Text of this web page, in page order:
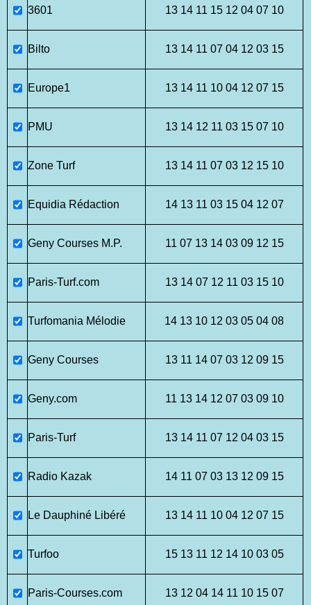
3601 13 14 11 15 12 04 07 10
Bilto 13 14 11 07 04 12 03 15
Europe1 13 14 11 10 04 12 07 15
PMU 13 14 12 11 03 15 07 10
Zone Turf 13 14 11 07 03 12 15 10
Equidia Rédaction 14 13 11 03 15 04 12 07
Geny Courses M.P. 11 07 13 14 03 09 12 15
Paris-Turf.com 13 14 07 12 11 03 15 10
Turfomania Mélodie 14 13 10 12 03 05 04 08
Geny Courses 13 11 14 07 03 12 09 15
Geny.com 11 13 14 12 07 03 09 10
Paris-Turf 13 14 11 07 12 04 03 15
Radio Kazak 14 11 07 03 13 12 09 15
Le Dauphiné Libéré 13 14 11 10 04 12 07 15
Turfoo 15 13 11 12 14 10 03 05
Paris-Courses.com 13 12 04 14 11 10 15 07